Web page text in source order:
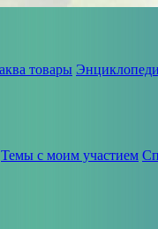
товары
Темы с моим участием